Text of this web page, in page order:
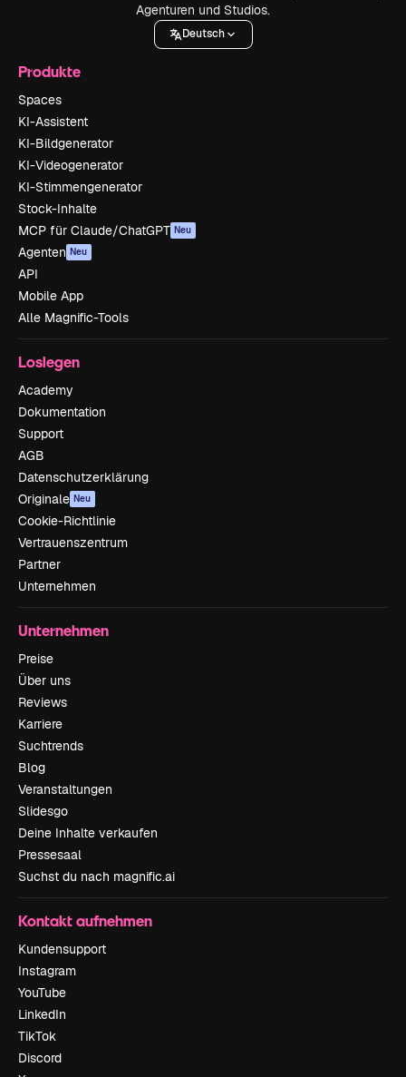
Agenturen und Studios.
Deutsch
Produkte
Spaces
KI-Assistent
KI-Bildgenerator
KI-Videogenerator
KI-Stimmengenerator
Stock-Inhalte
MCP für Claude/ChatGPT Neu
Agenten Neu
API
Mobile App
Alle Magnific-Tools
Loslegen
Academy
Dokumentation
Support
AGB
Datenschutzerklärung
Originale Neu
Cookie-Richtlinie
Vertrauenszentrum
Partner
Unternehmen
Unternehmen
Preise
Über uns
Reviews
Karriere
Suchtrends
Blog
Veranstaltungen
Slidesgo
Deine Inhalte verkaufen
Pressesaal
Suchst du nach magnific.ai
Kontakt aufnehmen
Kundensupport
Instagram
YouTube
LinkedIn
TikTok
Discord